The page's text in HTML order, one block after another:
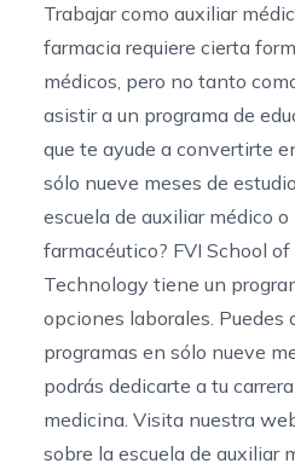
Trabajar como auxiliar
farmacia requiere cierta
médicos, pero no tanto
asistir a un programa de
que te ayude a convertirte
sólo nueve meses de
escuela de auxiliar médico o
farmacéutico? FVI School
Technology tiene un
opciones laborales. Puedes
programas en sólo nueve
podrás dedicarte a tu
medicina. Visita nuestra
sobre la escuela de auxiliar